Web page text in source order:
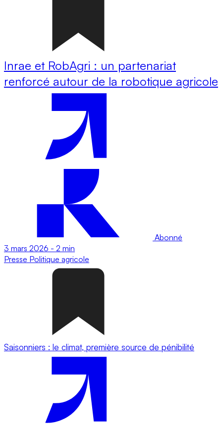
Inrae et RobAgri : un partenariat
renforcé autour de la robotique agricole
Abonné
3 mars 2026 - 2 min
Presse Politique agricole
Saisonniers : le climat, première source de pénibilité